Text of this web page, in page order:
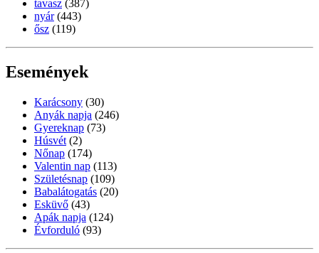
tavasz (387)
nyár (443)
ősz (119)
Események
Karácsony (30)
Anyák napja (246)
Gyereknap (73)
Húsvét (2)
Nőnap (174)
Valentin nap (113)
Születésnap (109)
Babalátogatás (20)
Esküvő (43)
Apák napja (124)
Évforduló (93)